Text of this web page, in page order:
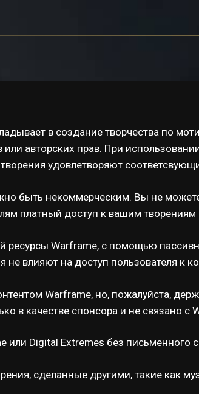
в создание творчества по
авторских прав. При
удовлетворяют
быть некоммерческим. Вы не
платный доступ к вашим
Warframe, с помощью
влияют на доступ пользователя к
Warframe, но, пожалуйста,
в качестве спонсора и не связано с
Digital Extremes без письменного
сделанные другими, такие как